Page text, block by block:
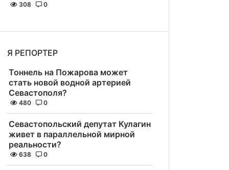
308 0
Я РЕПОРТЕР
Тоннель на Пожарова может
стать новой водной артерией
Севастополя?
480 0
Севастопольский депутат Кулагин
живет в параллельной мирной
реальности?
638 0